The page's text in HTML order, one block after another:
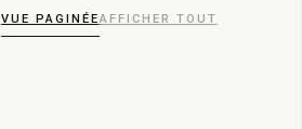
VUE PAGINÉEAFFICHER TOUT